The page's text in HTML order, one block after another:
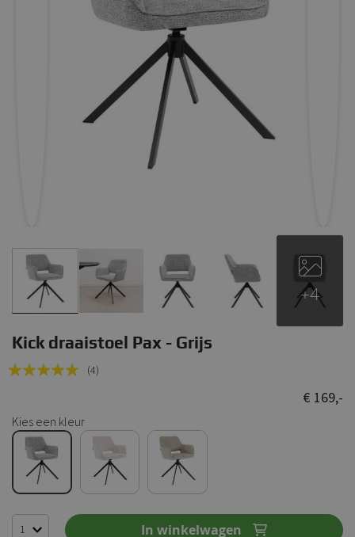
+4
Kick draaistoel Pax - Grijs
Rating:
(4)
€ 169,-
Kies een kleur
In winkelwagen